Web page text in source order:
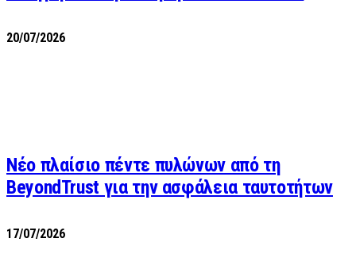
20/07/2026
Νέο πλαίσιο πέντε πυλώνων από τη
BeyondTrust για την ασφάλεια ταυτοτήτων
17/07/2026